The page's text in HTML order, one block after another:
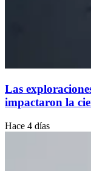
Las
impactaron la
Hace 4 días